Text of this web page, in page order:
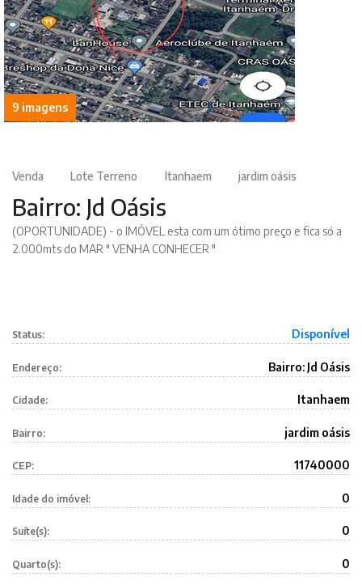
9 imagens
Venda Lote Terreno Itanhaem jardim oásis
Bairro: Jd Oásis
(OPORTUNIDADE) - o IMÓVEL esta com um ótimo preço e fica só a
2.000mts do MAR " VENHA CONHECER "
Status: Disponível
Endereço: Bairro: Jd Oásis
Cidade: Itanhaem
Bairro: jardim oásis
CEP: 11740000
Idade do imóvel: 0
Suíte(s): 0
Quarto(s): 0